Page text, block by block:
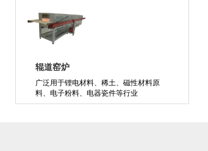
辊道窑炉
广泛用于锂电材料、稀土、磁性材料原
料、电子粉料、电器瓷件等行业